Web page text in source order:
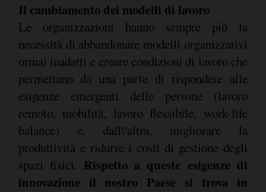
Il cambiamento dei modelli di lavoro
Le organizzazioni hanno sempre più la
necessità di abbandonare modelli organizzativi
ormai inadatti e creare condizioni di lavoro che
permettano da una parte di rispondere alle
esigenze emergenti delle persone (lavoro
remoto, mobilità, lavoro flessibile, work-life
balance) e, dall\'altra, migliorare la
produttività e ridurre i costi di gestione degli
spazi fisici. Rispetto a queste esigenze di
innovazione il nostro Paese si trova in